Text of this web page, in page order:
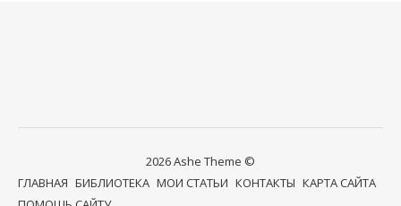
2026 Ashe Theme ©
ГЛАВНАЯ БИБЛИОТЕКА МОИ СТАТЬИ КОНТАКТЫ КАРТА САЙТА